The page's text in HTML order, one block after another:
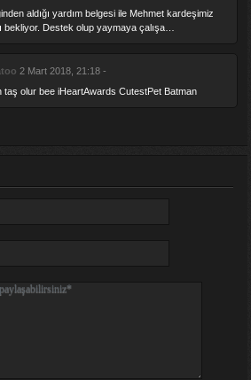
aldığı yardım belgesi ile Mehmet kardeşimiz
bekliyor. Destek olup yaymaya çalışa…
2 Mart 2018, 21:18 -
taş olur bee iHeartAwards CutestPet Batman